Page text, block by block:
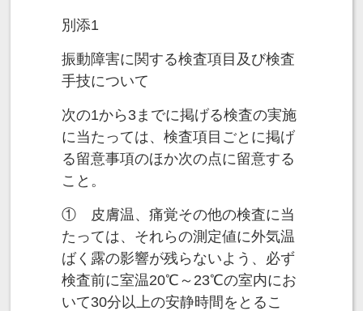
別添1
振動障害に関する検査項目及び検査
手技について
次の1から3までに掲げる検査の実施
に当たっては、検査項目ごとに掲げ
る留意事項のほか次の点に留意する
こと。
① 皮膚温、痛覚その他の検査に当
たっては、それらの測定値に外気温
ばく露の影響が残らないよう、必ず
検査前に室温20℃～23℃の室内にお
いて30分以上の安静時間をとるこ